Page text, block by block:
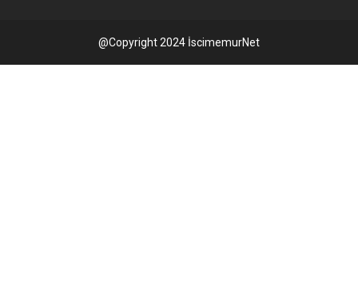
@Copyright 2024 İscimemurNet